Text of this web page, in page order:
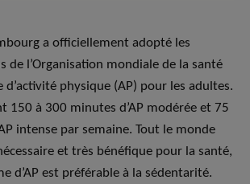
a officiellement adopté les
de l’Organisation mondiale de la santé
d’activité physique (AP) pour les adultes.
150 à 300 minutes d’AP modérée et 75
intense par semaine. Tout le monde
et très bénéfique pour la santé,
d’AP est préférable à la sédentarité.